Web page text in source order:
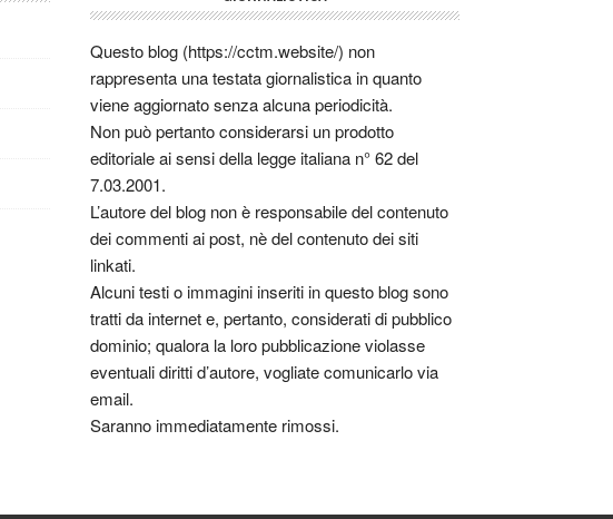
Questo blog (https://cctm.website/) non
rappresenta una testata giornalistica in quanto
viene aggiornato senza alcuna periodicità.
Non può pertanto considerarsi un prodotto
editoriale ai sensi della legge italiana n° 62 del
7.03.2001.
L’autore del blog non è responsabile del contenuto
dei commenti ai post, nè del contenuto dei siti
linkati.
Alcuni testi o immagini inseriti in questo blog sono
tratti da internet e, pertanto, considerati di pubblico
dominio; qualora la loro pubblicazione violasse
eventuali diritti d’autore, vogliate comunicarlo via
email.
Saranno immediatamente rimossi.